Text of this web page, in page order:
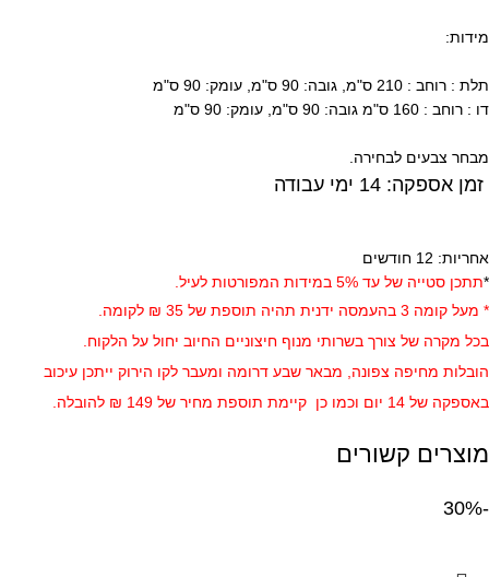
מידות:
תלת : רוחב : 210 ס"מ, גובה: 90 ס"מ, עומק: 90 ס"מ
דו : רוחב : 160 ס"מ גובה: 90 ס"מ, עומק: 90 ס"מ
מבחר צבעים לבחירה.
זמן אספקה: 14 ימי עבודה
אחריות: 12 חודשים
*תתכן סטייה של עד 5% במידות המפורטות לעיל.
* מעל קומה 3 בהעמסה ידנית תהיה תוספת של 35 ₪ לקומה.
בכל מקרה של צורך בשרותי מנוף חיצוניים החיוב יחול על הלקוח.
הובלות מחיפה צפונה, מבאר שבע דרומה ומעבר לקו הירוק ייתכן עיכוב
באספקה של 14 יום וכמו כן קיימת תוספת מחיר של 149 ₪ להובלה.
מוצרים קשורים
-30%